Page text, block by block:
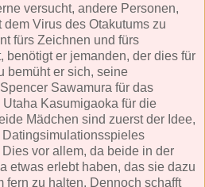
versucht, andere Personen,
Virus des Otakutums zu
fürs Zeichnen und fürs
benötigt er jemanden, der dies für
bemüht er sich, seine
Sawamura für das
Kasumigaoka für die
Mädchen sind zuerst der Idee,
vor allem, da beide in der
etwas erlebt haben, das sie dazu
fern zu halten. Dennoch schafft